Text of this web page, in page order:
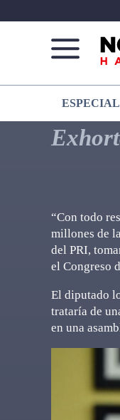
De
Más
que
“Con todo
millones de
del PRI,
el Congreso
El diputado
trataría de
en una